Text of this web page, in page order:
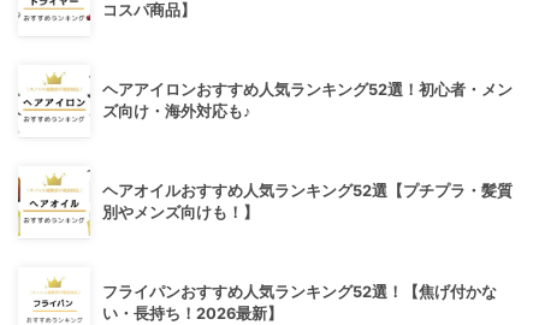
コスパ商品】
ヘアアイロンおすすめ人気ランキング52選！初心者・メン
ズ向け・海外対応も♪
ヘアオイルおすすめ人気ランキング52選【プチプラ・髪質
別やメンズ向けも！】
フライパンおすすめ人気ランキング52選！【焦げ付かな
い・長持ち！2026最新】